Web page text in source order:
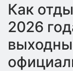
Как
2026